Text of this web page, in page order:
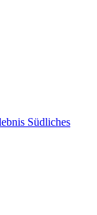
Südliches